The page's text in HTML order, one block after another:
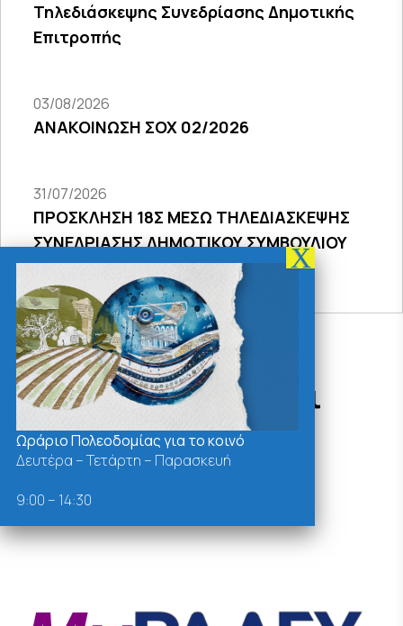
Τηλεδιάσκεψης Συνεδρίασης Δημοτικής
Επιτροπής
03/08/2026
ΑΝΑΚΟΙΝΩΣΗ ΣΟΧ 02/2026
31/07/2026
ΠΡΟΣΚΛΗΣΗ 18Σ ΜΕΣΩ ΤΗΛΕΔΙΑΣΚΕΨΗΣ
ΣΥΝΕΔΡΙΑΣΗΣ ΔΗΜΟΤΙΚΟΥ ΣΥΜΒΟΥΛΙΟΥ
2026
Δράσεις - Χρήσιμοι
Σύνδεσμοι
Ωράριο Πολεοδομίας για το κοινό
Δευτέρα – Τετάρτη – Παρασκευή
9:00 – 14:30